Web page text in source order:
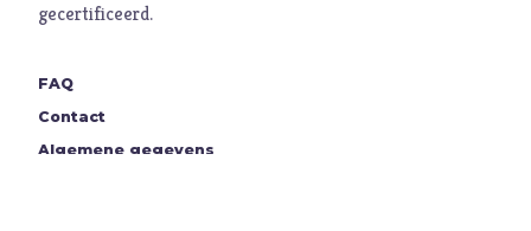
gecertificeerd.
FAQ
Contact
Algemene gegevens